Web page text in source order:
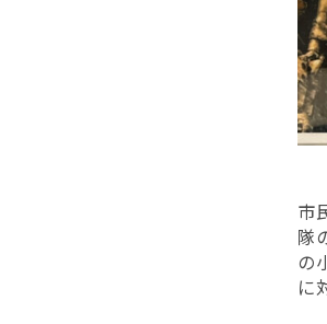
市
隊
の
に